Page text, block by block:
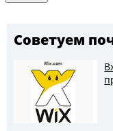
Советуем